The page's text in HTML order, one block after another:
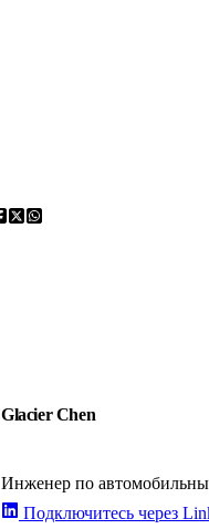
Glacier Chen
Инженер по
Подключитесь через